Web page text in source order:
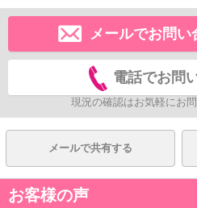
メールでお問い
電話でお問
現況の確認はお気軽にお
メールで共有する
お客様の声